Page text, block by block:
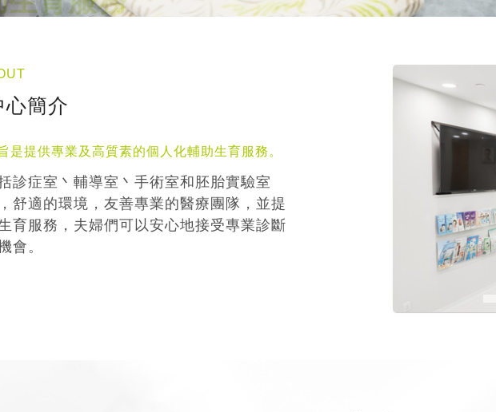
心簡介
是提供專業及高質素的個人化輔助生育服務。
診症室丶輔導室丶手術室和胚胎實驗室
舒適的環境，友善專業的醫療團隊，並提
育服務，夫婦們可以安心地接受專業診斷
會。